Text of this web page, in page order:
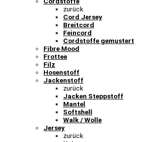
zurück
Cord Jersey
Breitcord
Feincord
Cordstoffe gemustert
Fibre Mood
Frottee
Filz
Hosenstoff
Jackenstoff
zurück
Jacken Steppstoff
Mantel
Softshell
Walk / Wolle
Jersey
zurück